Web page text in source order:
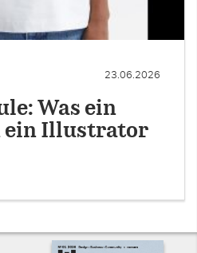
23.06.2026
Was ein
ein Illustrator